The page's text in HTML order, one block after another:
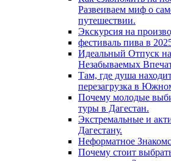
Развеиваем миф о
путешествии.
Экскурсия на
фестиваль пива в
Идеальный Отпуск
Незабываемых
Там, где душа
перезагрузка в
Почему молодые
туры в Дагестан.
Экстремальные и
Дагестану.
Неформатное
Почему стоит